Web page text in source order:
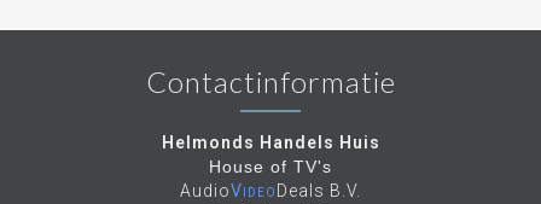
Contactinformatie
Helmonds Handels Huis
House of TV's
AudioVideoDeals B.V.